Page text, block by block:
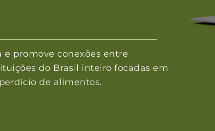
promove conexões entre
do Brasil inteiro focadas em
de alimentos.